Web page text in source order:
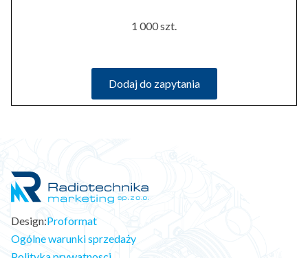
1 000 szt.
Dodaj do zapytania
Design:Proformat
Ogólne warunki sprzedaży